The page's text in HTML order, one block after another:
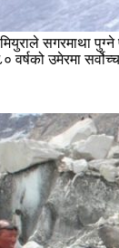
सगरमाथा
वर्षको उमेरमा